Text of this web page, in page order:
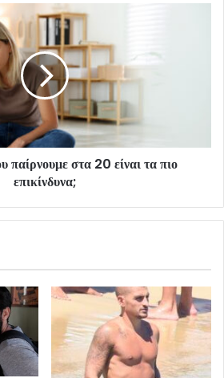
παίρνουμε στα 20 είναι τα πιο
επικίνδυνα;